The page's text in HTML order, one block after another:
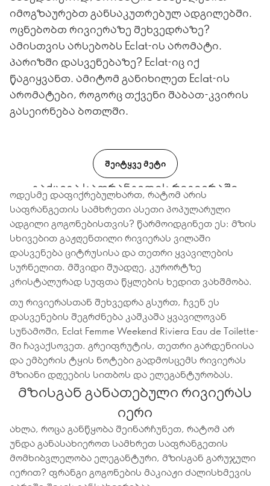
იმოგზაურებთ განსაკუთრებულ ადგილებში.
ოცნებობთ რივიერაზე შეხვედრაზე?
ამისთვის არსებობს Eclat-ის არომატი.
პარიზში დასვენებაზე? Eclat-იც იქ
წაგიყვანთ. ამიტომ განიხილეთ Eclat-ის
არომატები, როგორც თქვენი შაბათ-კვირის
გასეირნება ბოთლში.
ᲨᲔᲘᲢᲧᲕᲔ ᲛᲔᲢᲘ
გაქცევა საფრანგეთის რივიერაში
ოდესმე დაფიქრებულხართ, რატომ არის
საფრანგეთის სამხრეთი ასეთი პოპულარული
ადგილი გოგონებისთვის? წარმოიდგინეთ ეს: მზის
სხივებით გაჟღენთილი რივიერას ვილაში
დასვენება ციტრუსისა და თეთრი ყვავილების
სურნელით. მშვიდი შუადღე, კურორტზე
კრისტალურად სუფთა წყლების ხედით ვახშმობა.
თუ რივიერასთან შეხვედრა გსურთ, ჩვენ ეს
დასვენების შეგრძნება კაშკაშა ყვავილოვან
სუნამოში, Eclat Femme Weekend Riviera Eau de Toilette-
ში ჩავაქსოვეთ. გრეიფრუტის, თეთრი გარდენიისა
და ემბერის ტყის ნოტები გადმოსცემს რივიერას
მზიანი დღეების სითბოს და ელეგანტურობას.
მზისგან განათებული რივიერას
იერი
ახლა, როცა განწყობა შეინარჩუნეთ, რატომ არ
უნდა განასახიეროთ სამხრეთ საფრანგეთის
მომხიბვლელობა ელეგანტური, მზისგან გარუჯული
იერით? ფრანგი გოგონების მაკიაჟი ძალისხმევის